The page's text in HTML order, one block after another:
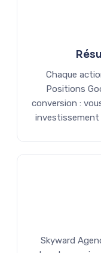
Chaque
Positions
conversion :
investissement
Skyward